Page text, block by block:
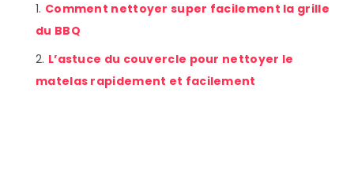
Comment nettoyer super facilement la grille
du BBQ
L’astuce du couvercle pour nettoyer le
matelas rapidement et facilement